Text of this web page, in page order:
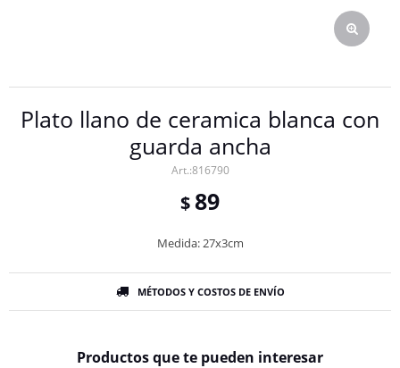
Plato llano de ceramica blanca con
guarda ancha
816790
$ 89
Medida: 27x3cm
MÉTODOS Y COSTOS DE ENVÍO
Productos que te pueden interesar